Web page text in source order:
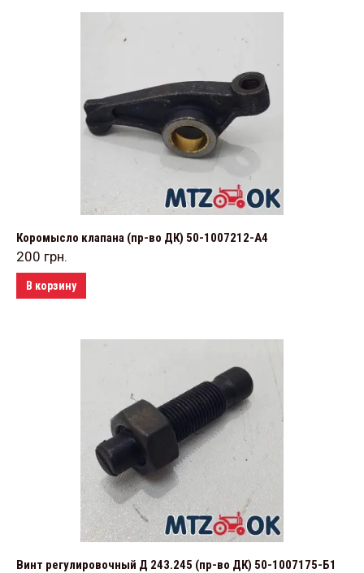
Коромысло клапана (пр-во ДК) 50-1007212-А4
200 грн.
В корзину
Винт регулировочный Д 243.245 (пр-во ДК) 50-1007175-Б1